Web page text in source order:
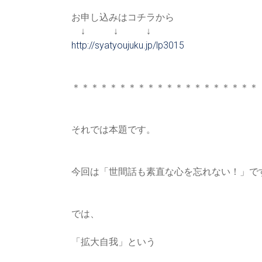
お申し込みはコチラから
↓ ↓ ↓
http://syatyoujuku.jp/lp3015
＊＊＊＊＊＊＊＊＊＊＊＊＊＊＊＊＊＊＊＊
それでは本題です。
今回は「世間話も素直な心を忘れない！」で
では、
「拡大自我」という